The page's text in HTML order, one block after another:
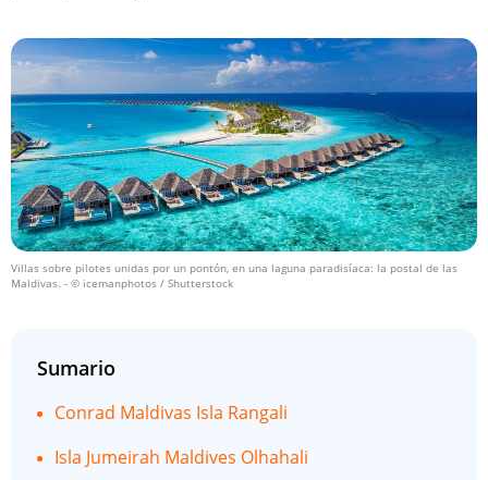
Villas sobre pilotes unidas por un pontón, en una laguna paradisíaca: la postal de las
Maldivas. - © icemanphotos / Shutterstock
Sumario
Conrad Maldivas Isla Rangali
Isla Jumeirah Maldives Olhahali